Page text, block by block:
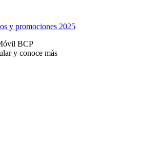
y promociones 2025
BCP
y conoce más